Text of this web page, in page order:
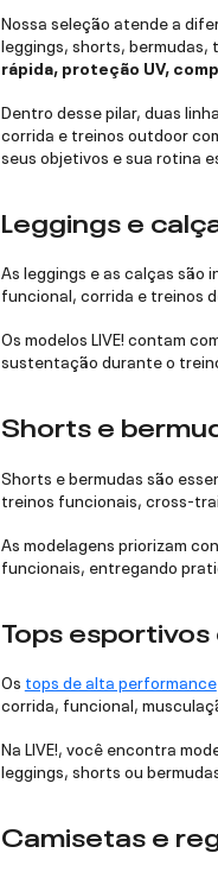
Nossa seleção atende a
leggings, shorts,
rápida, proteção UV,
Dentro desse pilar, duas
corrida e treinos outdoor
seus objetivos e sua rotina
Leggings e
As leggings e as calças são
funcional, corrida e treinos
Os modelos LIVE! contam
sustentação durante o
Shorts e
Shorts e bermudas são
treinos funcionais, cross-
As modelagens priorizam
funcionais, entregando
Tops
Os tops de alta performance
corrida, funcional,
Na LIVE!, você encontra
leggings, shorts ou
Camisetas e